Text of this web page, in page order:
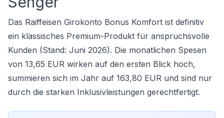
Das Raiffeisen Girokonto Bonus Komfort ist definitiv
ein klassisches Premium-Produkt für anspruchsvolle
Kunden (Stand: Juni 2026). Die monatlichen Spesen
von 13,65 EUR wirken auf den ersten Blick hoch,
summieren sich im Jahr auf 163,80 EUR und sind nur
durch die starken Inklusivleistungen gerechtfertigt.